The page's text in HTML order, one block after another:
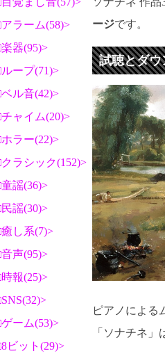
ージです。
試聴とダウ
ピアノによ
「ソナチネ
アラーム(58)
楽器(95)
ループ(71)
ベル音(42)
チャイム(20)
ホラー(22)
クラシック(152)
童謡(36)
民謡(30)
癒し系(7)
音声(95)
時報(25)
SNS(32)
ゲーム(53)
8ビット(29)